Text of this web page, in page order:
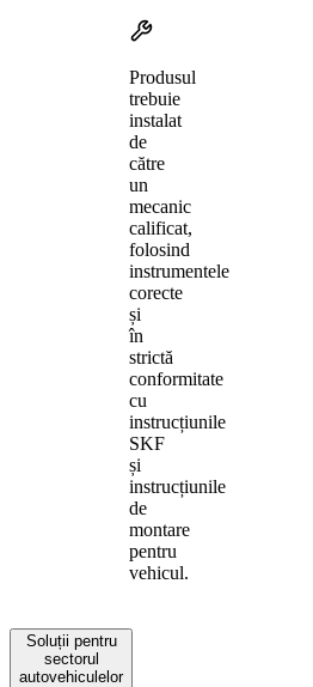
Produsul
trebuie
instalat
de
către
un
mecanic
calificat,
folosind
instrumentele
corecte
și
în
strictă
conformitate
cu
instrucțiunile
SKF
și
instrucțiunile
de
montare
pentru
vehicul.
Soluții pentru
sectorul
autovehiculelor